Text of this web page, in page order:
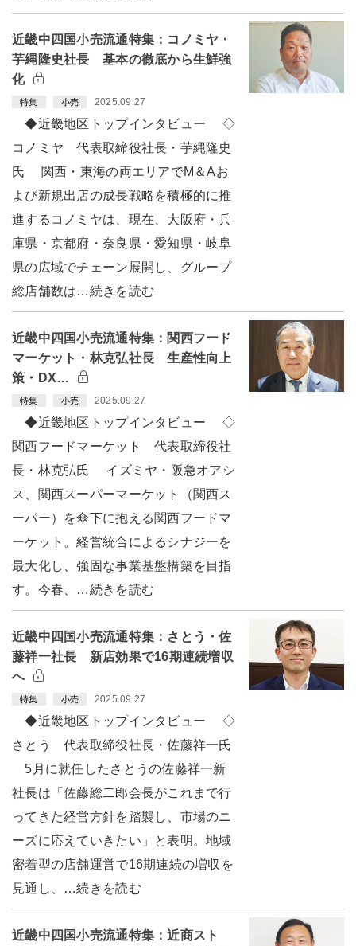
近畿中四国小売流通特集：コノミヤ・
芋縄隆史社長 基本の徹底から生鮮強
化
特集 小売 2025.09.27
◆近畿地区トップインタビュー ◇
コノミヤ 代表取締役社長・芋縄隆史
氏 関西・東海の両エリアでM＆Aお
よび新規出店の成長戦略を積極的に推
進するコノミヤは、現在、大阪府・兵
庫県・京都府・奈良県・愛知県・岐阜
県の広域でチェーン展開し、グループ
総店舗数は…続きを読む
近畿中四国小売流通特集：関西フード
マーケット・林克弘社長 生産性向上
策・DX…
特集 小売 2025.09.27
◆近畿地区トップインタビュー ◇
関西フードマーケット 代表取締役社
長・林克弘氏 イズミヤ・阪急オアシ
ス、関西スーパーマーケット（関西ス
ーパー）を傘下に抱える関西フードマ
ーケット。経営統合によるシナジーを
最大化し、強固な事業基盤構築を目指
す。今春、…続きを読む
近畿中四国小売流通特集：さとう・佐
藤祥一社長 新店効果で16期連続増収
へ
特集 小売 2025.09.27
◆近畿地区トップインタビュー ◇
さとう 代表取締役社長・佐藤祥一氏
5月に就任したさとうの佐藤祥一新
社長は「佐藤総二郎会長がこれまで行
ってきた経営方針を踏襲し、市場のニ
ーズに応えていきたい」と表明。地域
密着型の店舗運営で16期連続の増収を
見通し、…続きを読む
近畿中四国小売流通特集：近商スト